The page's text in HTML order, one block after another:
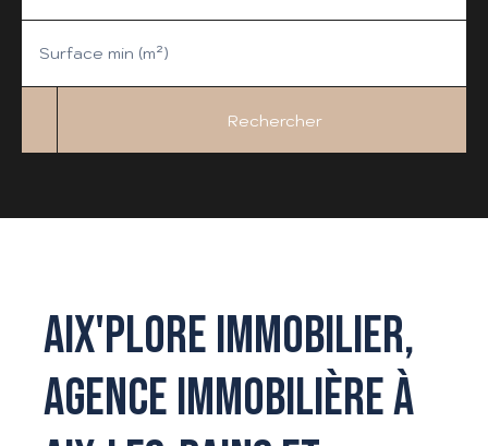
Surface min (m²)
Rechercher
AIX'PLORE IMMOBILIER,
AGENCE IMMOBILIÈRE À